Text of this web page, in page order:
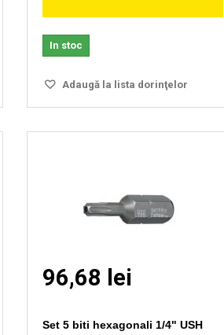
In stoc
Adaugă la lista dorinţelor
96,68 lei
Set 5 biti hexagonali 1/4" USH